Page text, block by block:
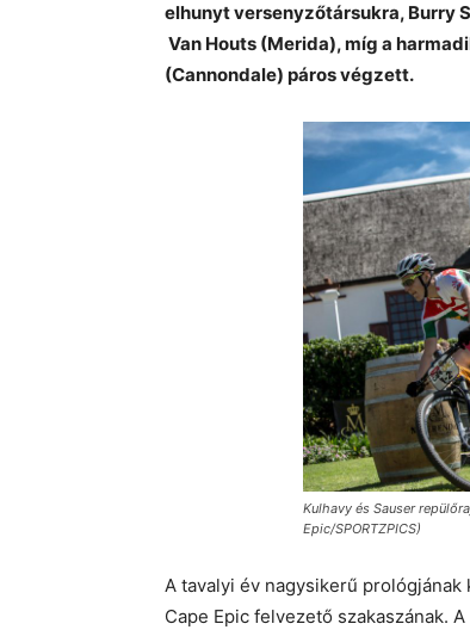
elhunyt versenyzőtársukra, Burry
Van Houts (Merida), míg a
(Cannondale) páros végzett.
Kulhavy és Sauser
Epic/SPORTZPICS)
A tavalyi év nagysikerű
Cape Epic felvezető szakaszának.